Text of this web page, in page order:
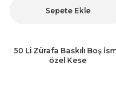
Sepete Ekle
50 Li Zürafa Baskılı Boş
özel Kese